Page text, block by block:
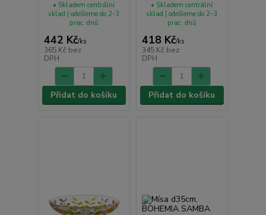
442 Kč/ks
365 Kč bez
DPH
• Skladem centrální
sklad | odešleme do 2-3
prac. dnů
Přidat do košíku
418 Kč/ks
345 Kč bez
DPH
• Skladem centrální
sklad | odešleme do 2-3
prac. dnů
Přidat do košíku